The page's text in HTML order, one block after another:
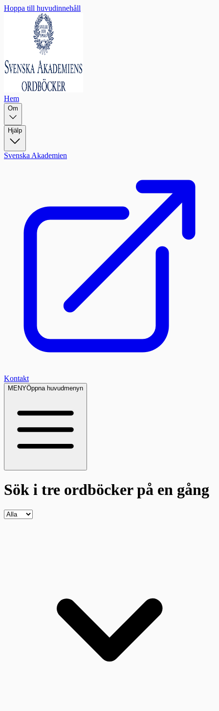
Hoppa till huvudinnehåll
Hem
Om
Hjälp
Svenska Akademien
Kontakt
MENYÖppna huvudmenyn
Sök i tre ordböckerpå en gång